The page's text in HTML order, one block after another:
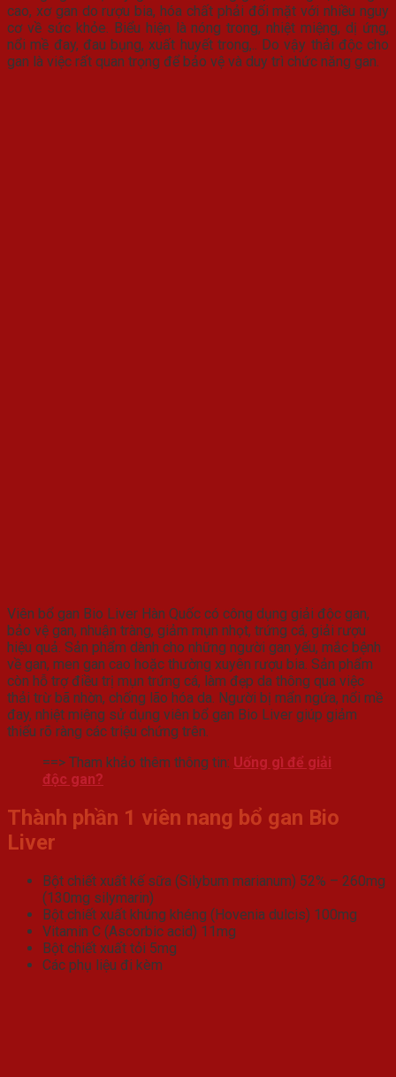
cao, xơ gan do rượu bia, hóa chất phải đối mặt với nhiều nguy
cơ về sức khỏe. Biểu hiện là nóng trong, nhiệt miệng, dị ứng,
nổi mề đay, đau bụng, xuất huyết trong,.. Do vậy thải độc cho
gan là việc rất quan trọng để bảo vệ và duy trì chức năng gan.
Viên bổ gan Bio Liver Hàn Quốc có công dụng giải độc gan,
bảo vệ gan, nhuận tràng, giảm mụn nhọt, trứng cá, giải rượu
hiệu quả. Sản phẩm dành cho những người gan yếu, mắc bệnh
về gan, men gan cao hoặc thường xuyên rượu bia. Sản phẩm
còn hỗ trợ điều trị mụn trứng cá, làm đẹp da thông qua việc
thải trừ bã nhờn, chống lão hóa da. Người bị mẩn ngứa, nổi mề
đay, nhiệt miệng sử dụng viên bổ gan Bio Liver giúp giảm
thiểu rõ ràng các triệu chứng trên.
==> Tham khảo thêm thông tin: Uống gì để giải
độc gan?
Thành phần 1 viên nang bổ gan Bio
Liver
Bột chiết xuất kế sữa (Silybum marianum) 52% – 260mg
(130mg silymarin)
Bột chiết xuất khúng khéng (Hovenia dulcis) 100mg
Vitamin C (Ascorbic acid) 11mg
Bột chiết xuất tỏi 5mg
Các phụ liệu đi kèm